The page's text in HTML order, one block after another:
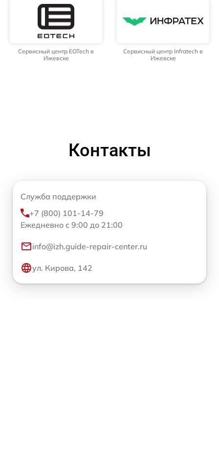
Сервисный центр EOTech в
Ижевске
Сервисный центр Infratech в
Ижевске
Контакты
Служба поддержки
+7 (800) 101-14-79
Ежедневно с 9:00 до 21:00
info@izh.guide-repair-center.ru
ул. Кирова, 142